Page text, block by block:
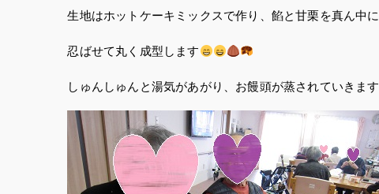
生地はホットケーキミックスで作り、餡と甘栗を真ん中に
忍ばせて丸く成型します
しゅんしゅんと湯気があがり、お饅頭が蒸されていきます